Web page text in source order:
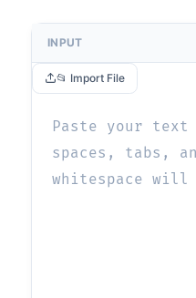
INPUT
📂 Import File